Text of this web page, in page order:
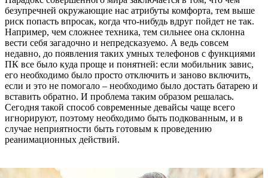
безупречней окружающие нас атрибуты комфорта, тем выше
риск попасть впросак, когда что-нибудь вдруг пойдет не так.
Например, чем сложнее техника, тем сильнее она склонна
вести себя загадочно и непредсказуемо. А ведь совсем
недавно, до появления таких умных телефонов с функциями
ПК все было куда проще и понятней: если мобильник завис,
его необходимо было просто отключить и заново включить,
если и это не помогало – необходимо было достать батарею и
вставить обратно. И проблема таким образом решалась.
Сегодня такой способ современные девайсы чаще всего
игнорируют, поэтому необходимо быть подкованным, и в
случае неприятности быть готовым к проведению
реанимационных действий.